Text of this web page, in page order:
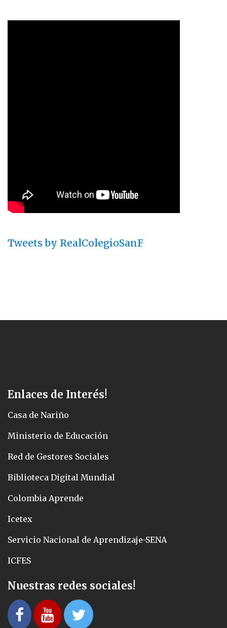
Tweets by RealColegioSanF
Enlaces de Interés!
Casa de Nariño
Ministerio de Educación
Red de Gestores Sociales
Biblioteca Digital Mundial
Colombia Aprende
Icetex
Servicio Nacional de Aprendizaje-SENA
ICFES
Nuestras redes sociales!